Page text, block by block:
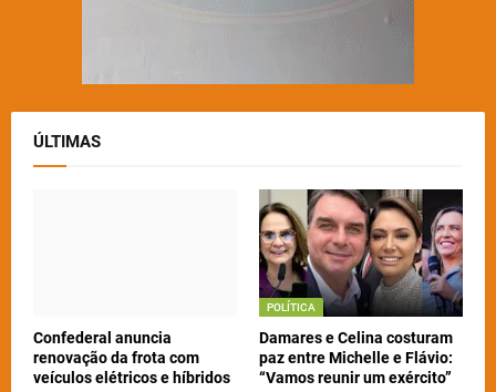
ÚLTIMAS
Confederal anuncia
renovação da frota com
veículos elétricos e híbridos
POLÍTICA
Damares e Celina costuram
paz entre Michelle e Flávio:
“Vamos reunir um exército”